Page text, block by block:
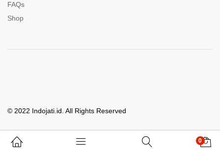
Whatsapp Kami
FAQs
Shop
© 2022 Indojati.id. All Rights Reserved
0